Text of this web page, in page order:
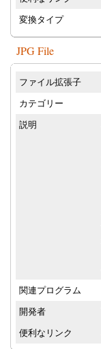
変換タイプ
JPG File
ファイル拡張子
カテゴリー
説明
関連プログラム
開発者
便利なリンク